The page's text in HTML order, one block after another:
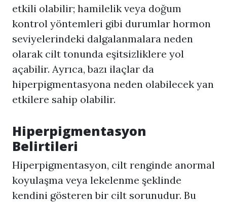
etkili olabilir; hamilelik veya doğum
kontrol yöntemleri gibi durumlar hormon
seviyelerindeki dalgalanmalara neden
olarak cilt tonunda eşitsizliklere yol
açabilir. Ayrıca, bazı ilaçlar da
hiperpigmentasyona neden olabilecek yan
etkilere sahip olabilir.
Hiperpigmentasyon
Belirtileri
Hiperpigmentasyon, cilt renginde anormal
koyulaşma veya lekelenme şeklinde
kendini gösteren bir cilt sorunudur. Bu